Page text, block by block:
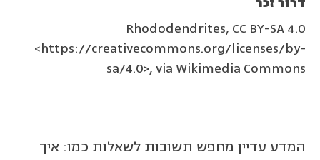
Rhododendrites, CC BY-SA 4.0
<https://creativecommons.org/licenses/by-
sa/4.0>, via Wikimedia Commons
המדע עדיין מחפש תשובות לשאלות כמו: איך